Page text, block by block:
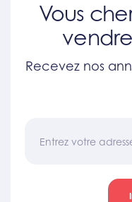
Vous
Recevez nos
Entrez votre